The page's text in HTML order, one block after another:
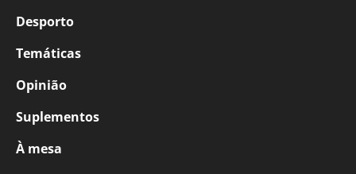
Desporto
Temáticas
Opinião
Suplementos
À mesa